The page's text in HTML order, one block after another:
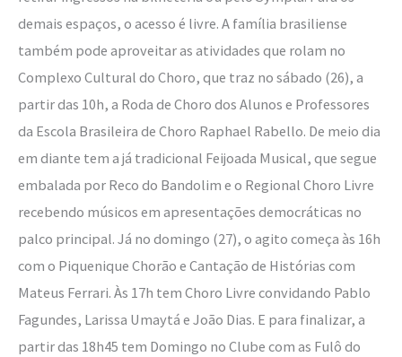
demais espaços, o acesso é livre. A família brasiliense
também pode aproveitar as atividades que rolam no
Complexo Cultural do Choro, que traz no sábado (26), a
partir das 10h, a Roda de Choro dos Alunos e Professores
da Escola Brasileira de Choro Raphael Rabello. De meio dia
em diante tem a já tradicional Feijoada Musical, que segue
embalada por Reco do Bandolim e o Regional Choro Livre
recebendo músicos em apresentações democráticas no
palco principal. Já no domingo (27), o agito começa às 16h
com o Piquenique Chorão e Cantação de Histórias com
Mateus Ferrari. Às 17h tem Choro Livre convidando Pablo
Fagundes, Larissa Umaytá e João Dias. E para finalizar, a
partir das 18h45 tem Domingo no Clube com as Fulô do